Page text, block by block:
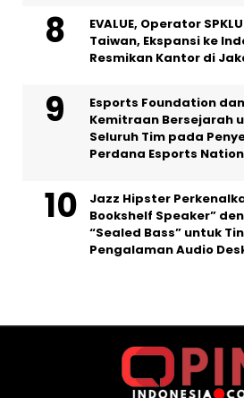
EVALUE, Operator
Taiwan, Ekspansi ke
Resmikan Kantor di
Esports Foundation
Kemitraan Bersejarah
Seluruh Tim pada
Perdana Esports
Jazz Hipster
Bookshelf Speaker”
“Sealed Bass” untuk
Pengalaman Audio